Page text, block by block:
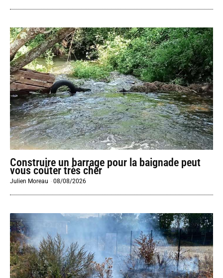
Construire un barrage pour la baignade peut
vous coûter très cher
Julien Moreau -08/08/2026